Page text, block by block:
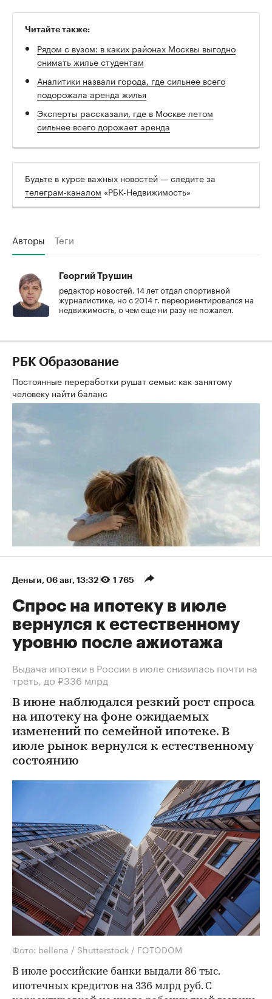
Читайте также:
Рядом с вузом: в каких районах Москвы выгодно
снимать жилье студентам
Аналитики назвали города, где сильнее всего
подорожала аренда жилья
Эксперты рассказали, где в Москве летом
сильнее всего дорожает аренда
Будьте в курсе важных новостей — следите за
телеграм-каналом «РБК-Недвижимость»
Авторы Теги
Георгий Трушин
редактор новостей. 14 лет отдал спортивной
журналистике, но с 2014 г. переориентировался на
недвижимость, о чем еще ни разу не пожалел.
РБК Образование
Постоянные переработки рушат семьи: как занятому
человеку найти баланс
Деньги⁠, 06 авг, 13:32 1 765
Спрос на ипотеку в июле
вернулся к естественному
уровню после ажиотажа
Выдача ипотеки в России в июле снизилась почти на
треть, до ₽336 млрд
В июне наблюдался резкий рост спроса
на ипотеку на фоне ожидаемых
изменений по семейной ипотеке. В
июле рынок вернулся к естественному
состоянию
Фото: bellena / Shutterstock / FOTODOM
В июле российские банки выдали 86 тыс.
ипотечных кредитов на 336 млрд руб. С